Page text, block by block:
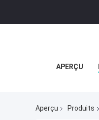
APERÇU
Aperçu Produits